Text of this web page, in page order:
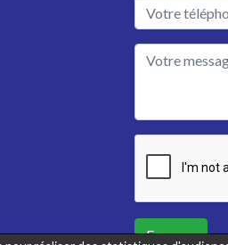
Envoyer